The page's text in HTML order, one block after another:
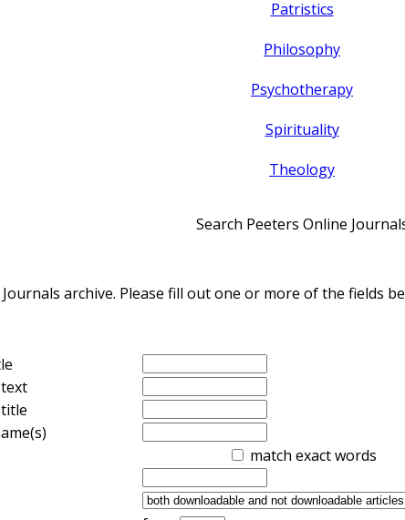
Patristics
Philosophy
Psychotherapy
Spirituality
Theology
Search Peeters Online
archive. Please fill out one or more of the fields
match exact words